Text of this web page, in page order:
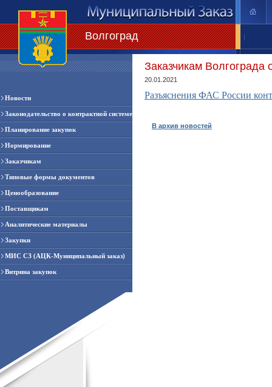
Волгоград |
Новости
Законодательство о контрактной системе
Планирование закупок
Нормирование
Заказчикам
Типовые формы документов
Ценообразование
Поставщикам
Аналитические материалы
Закупки
МИС СЗ (АЦК-Муниципальный заказ)
Витрина закупок
Заказчикам
20.01.2021
Разъяснения ФАС России
В архив новостей